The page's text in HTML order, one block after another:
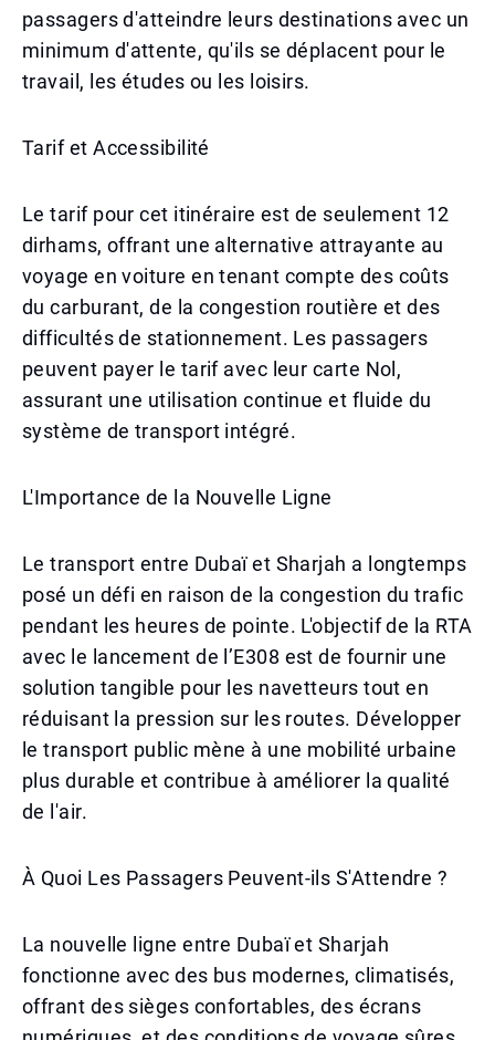
passagers d'atteindre leurs destinations avec un
minimum d'attente, qu'ils se déplacent pour le
travail, les études ou les loisirs.
Tarif et Accessibilité
Le tarif pour cet itinéraire est de seulement 12
dirhams, offrant une alternative attrayante au
voyage en voiture en tenant compte des coûts
du carburant, de la congestion routière et des
difficultés de stationnement. Les passagers
peuvent payer le tarif avec leur carte Nol,
assurant une utilisation continue et fluide du
système de transport intégré.
L'Importance de la Nouvelle Ligne
Le transport entre Dubaï et Sharjah a longtemps
posé un défi en raison de la congestion du trafic
pendant les heures de pointe. L'objectif de la RTA
avec le lancement de l’E308 est de fournir une
solution tangible pour les navetteurs tout en
réduisant la pression sur les routes. Développer
le transport public mène à une mobilité urbaine
plus durable et contribue à améliorer la qualité
de l'air.
À Quoi Les Passagers Peuvent-ils S'Attendre ?
La nouvelle ligne entre Dubaï et Sharjah
fonctionne avec des bus modernes, climatisés,
offrant des sièges confortables, des écrans